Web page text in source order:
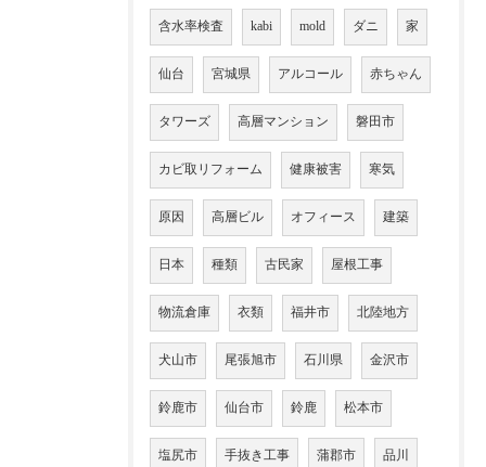
含水率検査 kabi mold ダニ 家
仙台 宮城県 アルコール 赤ちゃん
タワーズ 高層マンション 磐田市
カビ取リフォーム 健康被害 寒気
原因 高層ビル オフィース 建築
日本 種類 古民家 屋根工事
物流倉庫 衣類 福井市 北陸地方
犬山市 尾張旭市 石川県 金沢市
鈴鹿市 仙台市 鈴鹿 松本市
塩尻市 手抜き工事 蒲郡市 品川